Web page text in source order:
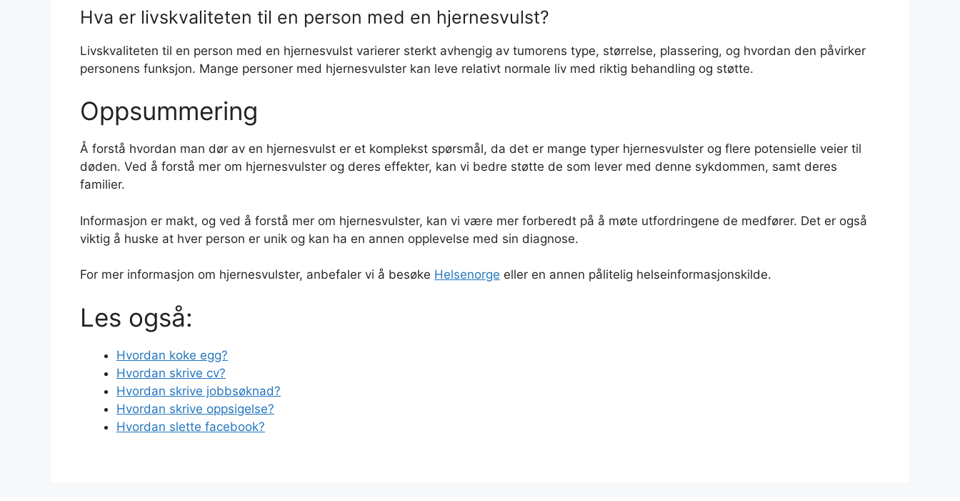
Hva er livskvaliteten til en person med en hjernesvulst?
Livskvaliteten til en person med en hjernesvulst varierer sterkt avhengig av tumorens type, størrelse, plassering, og hvordan den påvirker
personens funksjon. Mange personer med hjernesvulster kan leve relativt normale liv med riktig behandling og støtte.
Oppsummering
Å forstå hvordan man dør av en hjernesvulst er et komplekst spørsmål, da det er mange typer hjernesvulster og flere potensielle veier til
døden. Ved å forstå mer om hjernesvulster og deres effekter, kan vi bedre støtte de som lever med denne sykdommen, samt deres
familier.
Informasjon er makt, og ved å forstå mer om hjernesvulster, kan vi være mer forberedt på å møte utfordringene de medfører. Det er også
viktig å huske at hver person er unik og kan ha en annen opplevelse med sin diagnose.
For mer informasjon om hjernesvulster, anbefaler vi å besøke Helsenorge eller en annen pålitelig helseinformasjonskilde.
Les også:
Hvordan koke egg?
Hvordan skrive cv?
Hvordan skrive jobbsøknad?
Hvordan skrive oppsigelse?
Hvordan slette facebook?